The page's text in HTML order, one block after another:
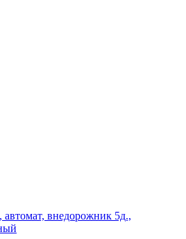
автомат, внедорожник 5д.,